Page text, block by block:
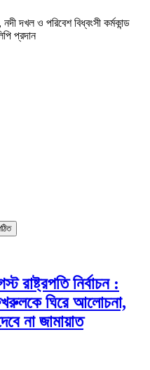
নদী দখল ও পরিবেশ বিধ্বংসী কর্মকান্ড
প্রদান
রাষ্ট্রপতি নির্বাচন :
ঘিরে আলোচনা,
না জামায়াত